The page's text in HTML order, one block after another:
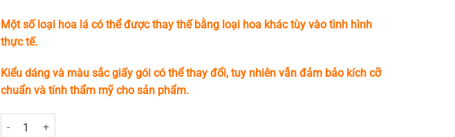
Một số loại hoa lá có thể được thay thế bằng loại hoa khác tùy vào tình hình
thực tế.
Kiểu dáng và màu sắc giấy gói có thể thay đổi, tuy nhiên vẫn đảm bảo kích cỡ
chuẩn và tính thẩm mỹ cho sản phẩm.
Gracias số lượng